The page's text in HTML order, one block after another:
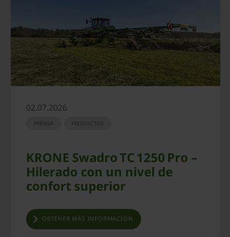
02.07.2026
PRENSA PRODUCTOS
KRONE Swadro TC 1250 Pro –
Hilerado con un nivel de
confort superior
OBTENER MÁS INFORMACIÓN